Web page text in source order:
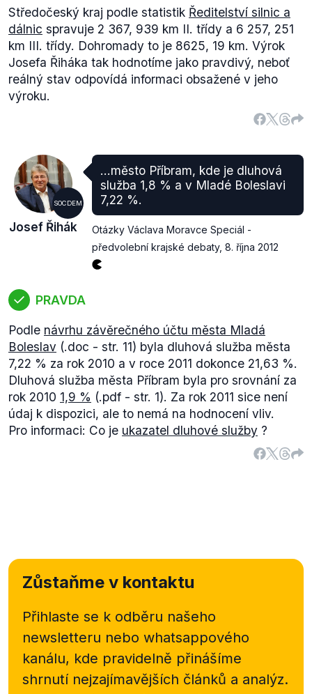
Středočeský kraj podle statistik Ředitelství silnic a
dálnic spravuje 2 367, 939 km II. třídy a 6 257, 251
km III. třídy. Dohromady to je 8625, 19 km. Výrok
Josefa Řiháka tak hodnotíme jako pravdivý, neboť
reálný stav odpovídá informaci obsažené v jeho
výroku.
SOCDEM
Josef Řihák
...město Příbram, kde je dluhová
služba 1,8 % a v Mladé Boleslavi
7,22 %.
Otázky Václava Moravce Speciál -
předvolební krajské debaty, 8. října 2012
PRAVDA
Podle návrhu závěrečného účtu města Mladá
Boleslav (.doc - str. 11) byla dluhová služba města
7,22 % za rok 2010 a v roce 2011 dokonce 21,63 %.
Dluhová služba města Příbram byla pro srovnání za
rok 2010 1,9 % (.pdf - str. 1). Za rok 2011 sice není
údaj k dispozici, ale to nemá na hodnocení vliv.
Pro informaci: Co je ukazatel dluhové služby ?
Zůstaňme v kontaktu
Přihlaste se k odběru našeho
newsletteru nebo whatsappového
kanálu, kde pravidelně přinášíme
shrnutí nejzajímavějších článků a analýz.